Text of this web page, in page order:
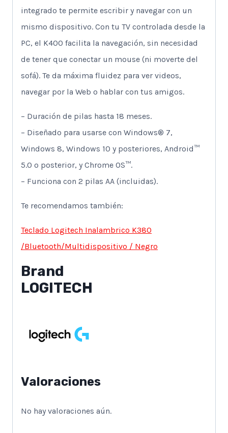
integrado te permite escribir y navegar con un
mismo dispositivo. Con tu TV controlada desde la
PC, el K400 facilita la navegación, sin necesidad
de tener que conectar un mouse (ni moverte del
sofá). Te da máxima fluidez para ver videos,
navegar por la Web o hablar con tus amigos.
– Duración de pilas hasta 18 meses.
– Diseñado para usarse con Windows® 7,
Windows 8, Windows 10 y posteriores, Android™
5.0 o posterior, y Chrome OS™.
– Funciona con 2 pilas AA (incluidas).
Te recomendamos también:
Teclado Logitech Inalambrico K380
/Bluetooth/Multidispositivo / Negro
Brand
LOGITECH
Valoraciones
No hay valoraciones aún.